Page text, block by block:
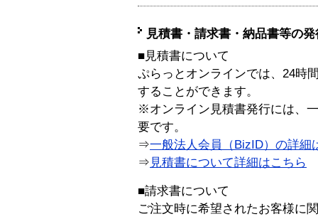
見積書・請求書・納品書等の
■見積書について
ぷらっとオンラインでは、24時
することができます。
※オンライン見積書発行には、
要です。
⇒一般法人会員（BizID）の詳細
⇒ 見積書について詳細はこちら
■請求書について
ご注文時に希望されたお客様に